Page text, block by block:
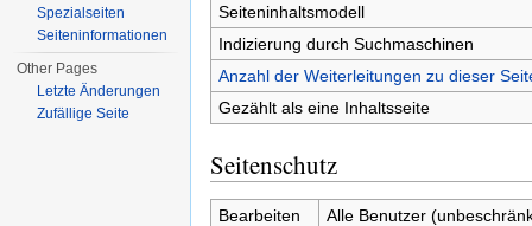
Seiteninhaltsmodell
Indizierung durch Suchmaschinen
Anzahl der Weiterleitungen zu dieser
Gezählt als eine Inhaltsseite
Seitenschutz
Bearbeiten
Alle Benutzer
Spezialseiten
Seiten­informationen
Other Pages
Letzte Änderungen
Zufällige Seite